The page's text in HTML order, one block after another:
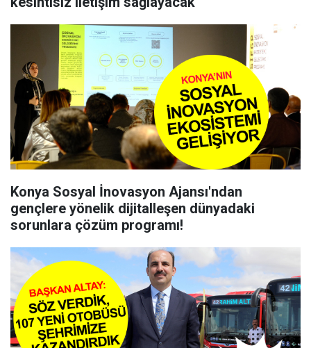
Konya Sosyal İnovasyon Ajansı'ndan
gençlere yönelik dijitalleşen dünyadaki
sorunlara çözüm programı!